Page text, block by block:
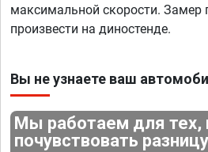
максимальной скорости.
произвести на диностенде.
Вы не узнаете ваш
Мы работаем для тех,
почувствовать